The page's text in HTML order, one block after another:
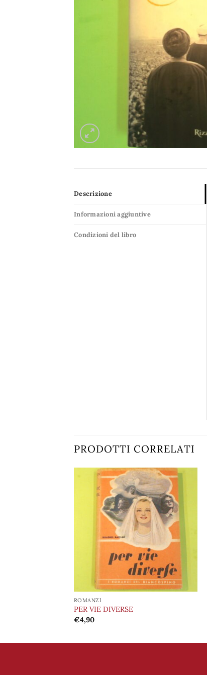
Descrizione
Informazioni aggiuntive
Condizioni del libro
PRODOTTI CORRELATI
Aggiungi
alla lista
dei
desideri
ROMANZI
PER VIE DIVERSE
€4,90